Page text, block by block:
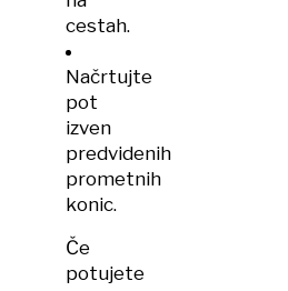
cestah.
Načrtujte
pot
izven
predvidenih
prometnih
konic.
Če
potujete